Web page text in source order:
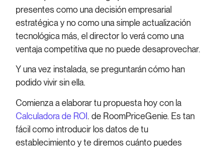
presentes como una decisión empresarial
estratégica y no como una simple actualización
tecnológica más, el director lo verá como una
ventaja competitiva que no puede desaprovechar.
Y una vez instalada, se preguntarán cómo han
podido vivir sin ella.
Comienza a elaborar tu propuesta hoy con la
Calculadora de ROI. de RoomPriceGenie. Es tan
fácil como introducir los datos de tu
establecimiento y te diremos cuánto puedes